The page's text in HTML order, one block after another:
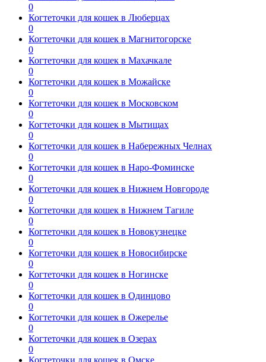
0
Когтеточки для кошек в Люберцах
0
Когтеточки для кошек в Магнитогорске
0
Когтеточки для кошек в Махачкале
0
Когтеточки для кошек в Можайске
0
Когтеточки для кошек в Московском
0
Когтеточки для кошек в Мытищах
0
Когтеточки для кошек в Набережных Челнах
0
Когтеточки для кошек в Наро-Фоминске
0
Когтеточки для кошек в Нижнем Новгороде
0
Когтеточки для кошек в Нижнем Тагиле
0
Когтеточки для кошек в Новокузнецке
0
Когтеточки для кошек в Новосибирске
0
Когтеточки для кошек в Ногинске
0
Когтеточки для кошек в Одинцово
0
Когтеточки для кошек в Ожерелье
0
Когтеточки для кошек в Озерах
0
Когтеточки для кошек в Омске